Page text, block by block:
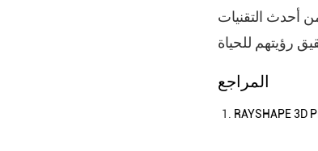
أحدث التقنيات
المراجع
RAYSHAPE 3D